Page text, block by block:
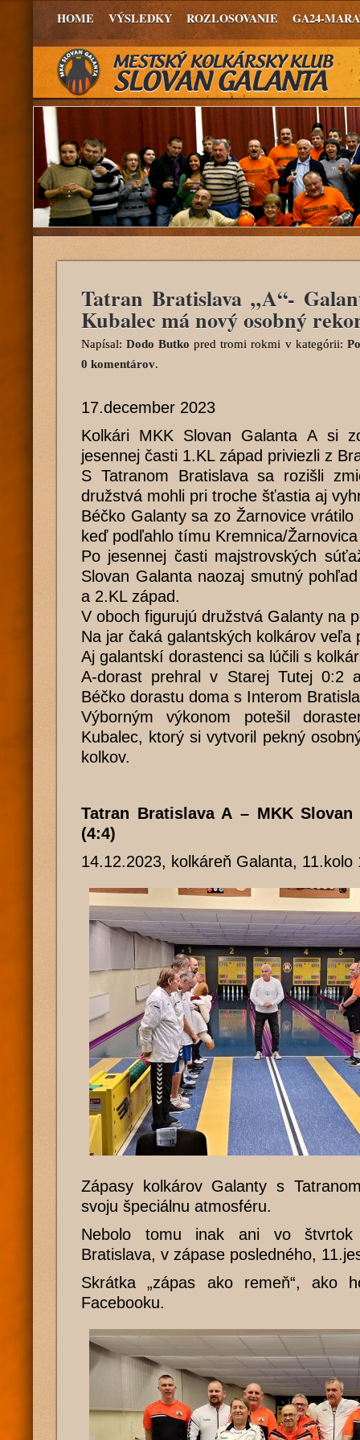
HOME VÝSLEDKY ROZLOSOVANIE GA24-
Tatran Bratislava „A“-
Kubalec má nový osobný
Napísal:Dodo Butko pred tromi rokmi v kategórii:
0 komentárov.
17.december 2023
Kolkári MKK Slovan Galanta A si
jesennej časti 1.KL západ priviezli z
S Tatranom Bratislava sa rozišli
družstvá mohli pri troche šťastia aj
Béčko Galanty sa zo Žarnovice
keď podľahlo tímu Kremnica/
Po jesennej časti majstrovských
Slovan Galanta naozaj smutný
a 2.KL západ.
V oboch figurujú družstvá Galanty na
Na jar čaká galantských kolkárov
Aj galantskí dorastenci sa lúčili s
A-dorast prehral v Starej Tutej 0:2
Béčko dorastu doma s Interom
Výborným výkonom potešil
Kubalec, ktorý si vytvoril pekný
kolkov.
Tatran Bratislava A – MKK Slovan
(4:4)
14.12.2023, kolkáreň Galanta, 11.kolo
Zápasy kolkárov Galanty s
svoju špeciálnu atmosféru.
Nebolo tomu inak ani vo
Bratislava, v zápase posledného,
Skrátka „zápas ako remeň“, ako
Facebooku.